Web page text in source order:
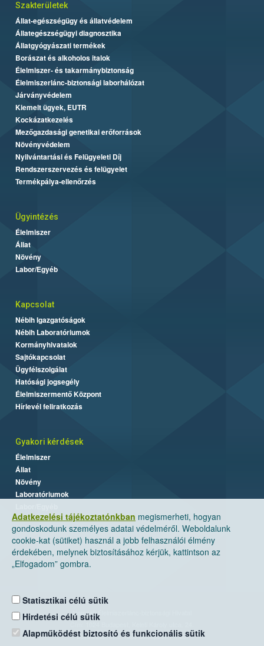
Adatkezelési tájékoztatónkban megismerheti, hogyan
gondoskodunk személyes adatai védelméről. Weboldalunk
cookie-kat (sütiket) használ a jobb felhasználói élmény
érdekében, melynek biztosításához kérjük, kattintson az
„Elfogadom” gombra.
Statisztikai célú sütik
Hirdetési célú sütik
Alapműködést biztosító és funkcionális sütik
Szakterületek
Állat-egészségügy és állatvédelem
Állategészségügyi diagnosztika
Állatgyógyászati termékek
Borászat és alkoholos italok
Élelmiszer- és takarmánybiztonság
Élelmiszerlánc-biztonsági laborhálózat
Járványvédelem
Kiemelt ügyek, EUTR
Kockázatkezelés
Mezőgazdasági genetikai erőforrások
Növényvédelem
Nyilvántartási és Felügyeleti Díj
Rendszerszervezés és felügyelet
Termékpálya-ellenőrzés
Ügyintézés
Élelmiszer
Állat
Növény
Labor/Egyéb
Kapcsolat
Nébih Igazgatóságok
Nébih Laboratóriumok
Kormányhivatalok
Sajtókapcsolat
Ügyfélszolgálat
Hatósági jogsegély
Élelmiszermentő Központ
Hírlevél feliratkozás
Gyakori kérdések
Élelmiszer
Állat
Növény
Laboratóriumok
Nemzeti Élelmiszerlánc-biztonsági Hivatal
Levelezési cím: 1525 Budapest. Pf. 30.